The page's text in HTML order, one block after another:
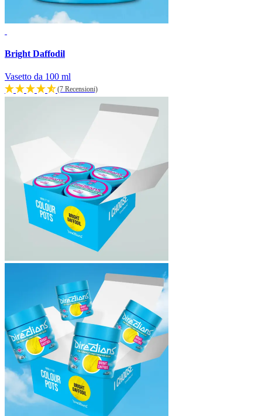
Bright Daffodil
Vasetto da 100 ml
(7 Recensioni)